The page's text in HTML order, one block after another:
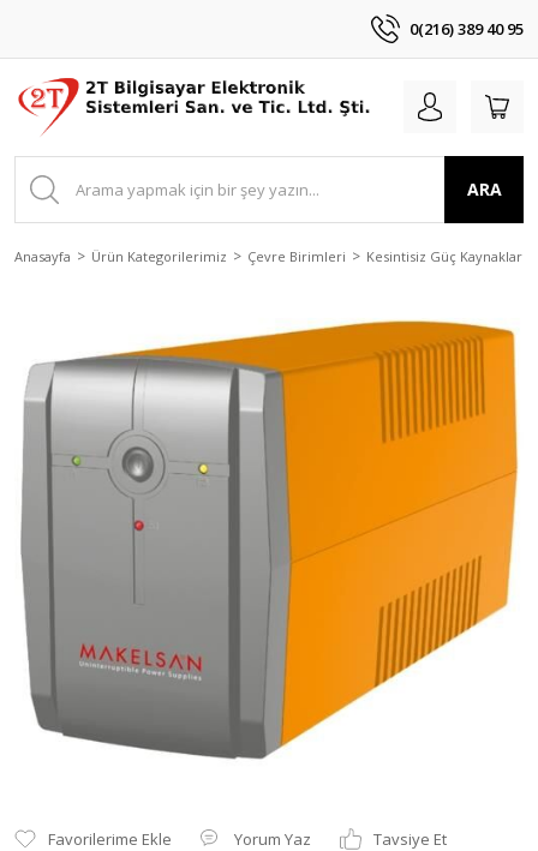
0(216) 389 40 95
ARA
Anasayfa Ürün Kategorilerimiz Çevre Birimleri Kesintisiz Güç Kaynakları -
Yorum Yaz
Tavsiye Et